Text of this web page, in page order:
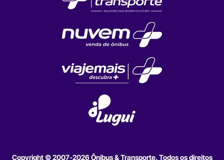
Copyright © 2007-2026 Ônibus & Transporte. Todos os direitos